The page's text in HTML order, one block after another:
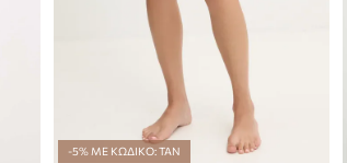
-5% ΜΕ ΚΩΔΙΚΟ: TAN